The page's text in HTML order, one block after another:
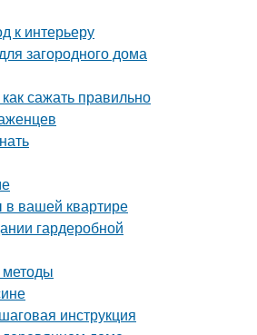
к интерьеру
загородного дома
сажать правильно
в вашей квартире
гардеробной
инструкция